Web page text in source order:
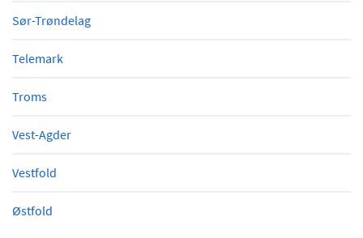
Sør-Trøndelag
Telemark
Troms
Vest-Agder
Vestfold
Østfold